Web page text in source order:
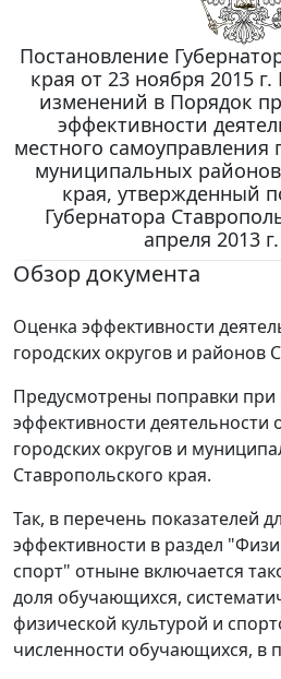
Постановление
края от 23 ноября 2015
изменений в Порядок
эффективности
местного самоуправления
муниципальных
края, утвержденный
Губернатора
апреля 2013
Обзор документа
Оценка эффективности
городских округов и районов
Предусмотрены поправки
эффективности деятельности
городских округов и
Ставропольского края.
Так, в перечень показателей
эффективности в раздел
спорт" отныне включается
доля обучающихся,
физической культурой и
численности обучающихся, в